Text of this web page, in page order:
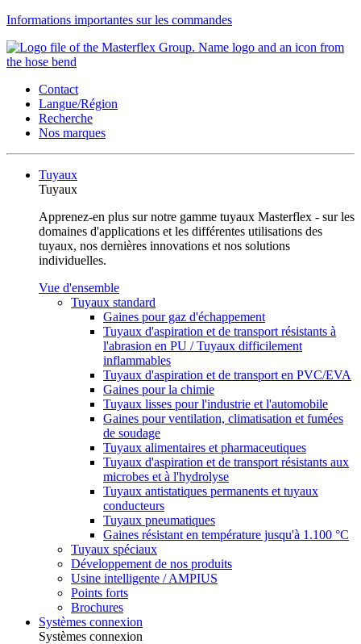
Informations importantes sur les commandes
Contact
Langue/Région
Recherche
Nos marques
Tuyaux
Tuyaux
Apprenez-en plus sur notre gamme tuyaux Masterflex - sur les
domaines d'applications et les différentes utilisations des
tuyaux, nos dernières innovations et nos solutions
individuelles.
Vue d'ensemble
Tuyaux standard
Gaines pour gaz d'échappement
Tuyaux d'aspiration et de transport résistants à
l'abrasion en PU / Tuyaux difficilement
inflammables
Tuyaux d'aspiration et de transport en PVC/EVA
Gaines pour la chimie
Tuyaux lisses pour l'industrie et l'automobile
Gaines pour ventilation, climatisation et fumées
de soudage
Tuyaux alimentaires et pharmaceutiques
Tuyaux d'aspiration et de transport résistants aux
microbes et à l'hydrolyse
Tuyaux antistatiques permanents et tuyaux
conducteurs
Tuyaux pneumatiques
Gaines résistant en température jusqu'à 1.100 °C
Tuyaux spéciaux
Développement de nos produits
Usine intelligente / AMPIUS
Points forts
Brochures
Systèmes connexion
Systèmes connexion